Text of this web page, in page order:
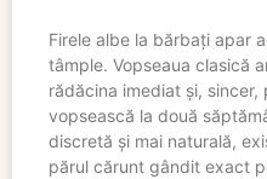
Firele albe la bărbați apar
tâmple. Vopseaua clasică
rădăcina imediat și,
vopsească la două
discretă și mai naturală,
părul cărunt gândit exact